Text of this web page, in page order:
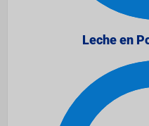
Leche en